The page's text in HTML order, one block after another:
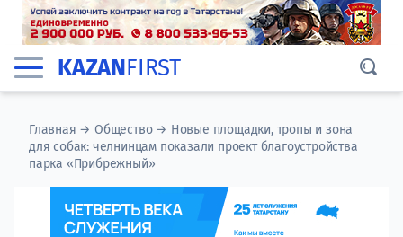
KAZANFIRST
Главная →Общество→ Новые площадки, тропы и зона
для собак: челнинцам показали проект благоустройства
парка «Прибрежный»